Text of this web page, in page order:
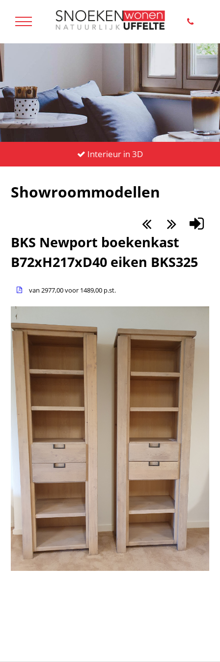
Interieur in 3D
Showroommodellen
BKS Newport boekenkast
B72xH217xD40 eiken BKS325
van 2977,00 voor 1489,00 p.st.